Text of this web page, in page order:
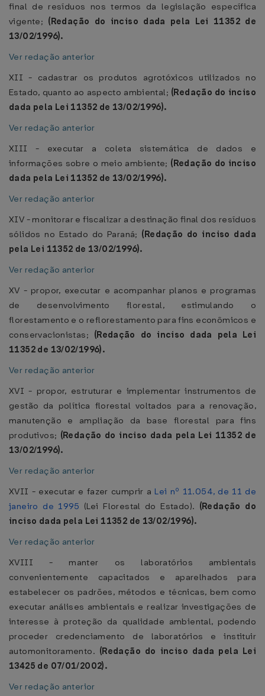
final de resíduos nos termos da legislação específica
vigente; (Redação do inciso dada pela Lei 11352 de
13/02/1996).
Ver redação anterior
XII - cadastrar os produtos agrotóxicos utilizados no
Estado, quanto ao aspecto ambiental; (Redação do inciso
dada pela Lei 11352 de 13/02/1996).
Ver redação anterior
XIII - executar a coleta sistemática de dados e
informações sobre o meio ambiente; (Redação do inciso
dada pela Lei 11352 de 13/02/1996).
Ver redação anterior
XIV - monitorar e fiscalizar a destinação final dos resíduos
sólidos no Estado do Paraná; (Redação do inciso dada
pela Lei 11352 de 13/02/1996).
Ver redação anterior
XV - propor, executar e acompanhar planos e programas
de desenvolvimento florestal, estimulando o
florestamento e o reflorestamento para fins econômicos e
conservacionistas; (Redação do inciso dada pela Lei
11352 de 13/02/1996).
Ver redação anterior
XVI - propor, estruturar e implementar instrumentos de
gestão da política florestal voltados para a renovação,
manutenção e ampliação da base florestal para fins
produtivos; (Redação do inciso dada pela Lei 11352 de
13/02/1996).
Ver redação anterior
XVII - executar e fazer cumprir a Lei nº 11.054, de 11 de
janeiro de 1995 (Lei Florestal do Estado). (Redação do
inciso dada pela Lei 11352 de 13/02/1996).
Ver redação anterior
XVIII - manter os laboratórios ambientais
convenientemente capacitados e aparelhados para
estabelecer os padrões, métodos e técnicas, bem como
executar análises ambientais e realizar investigações de
interesse à proteção da qualidade ambiental, podendo
proceder credenciamento de laboratórios e instituir
automonitoramento. (Redação do inciso dada pela Lei
13425 de 07/01/2002).
Ver redação anterior